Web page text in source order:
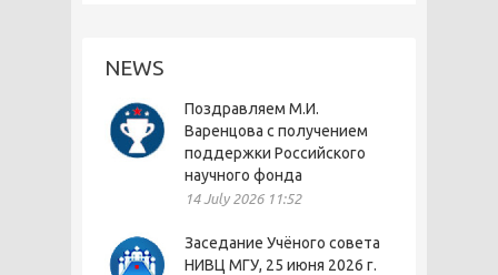
NEWS
Поздравляем М.И.
Варенцова с получением
поддержки Российского
научного фонда
14 July 2026 11:52
Заседание Учёного совета
НИВЦ МГУ, 25 июня 2026 г.